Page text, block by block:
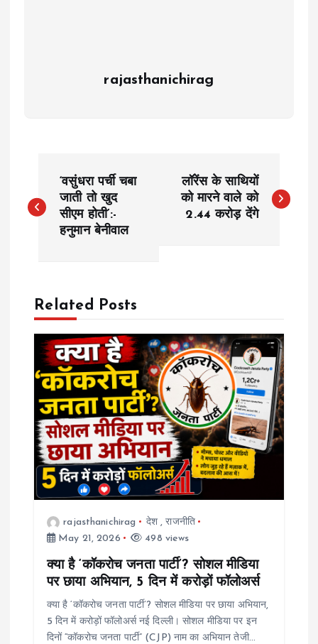
rajasthanichirag
o
n
a
v
g
‘वसुंधरा पर्ची चबा
जाती तो खुद
सीएम होती’:-
हनुमान बेनीवाल
लॉरेंस के साथियों
को मारने वाले को
2.44 करोड़ देंगे
Related Posts
rajasthanichirag देश,राजनीति
May 21, 2026
498 views
क्या है ‘कॉकरोच जनता पार्टी’? सोशल मीडिया
पर छाया अभियान, 5 दिन में करोड़ों फॉलोअर्स
क्या है ‘कॉकरोच जनता पार्टी’? सोशल मीडिया पर छाया अभियान,
5 दिन में करोड़ों फॉलोअर्स नई दिल्ली। सोशल मीडिया पर इन
दिनों “कॉकरोच जनता पार्टी” (CJP) नाम का अभियान तेजी…